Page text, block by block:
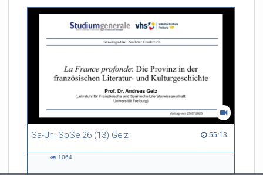
Sa-Uni SoSe 26 (13) Gelz 55:13
55:13 duration
1064